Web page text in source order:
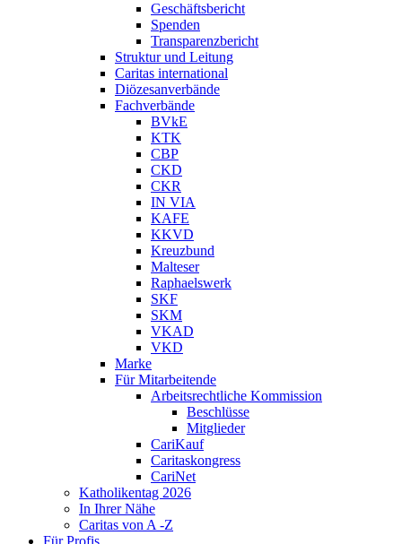
Geschäftsbericht
Spenden
Transparenzbericht
Struktur und Leitung
Caritas international
Diözesanverbände
Fachverbände
BVkE
KTK
CBP
CKD
CKR
IN VIA
KAFE
KKVD
Kreuzbund
Malteser
Raphaelswerk
SKF
SKM
VKAD
VKD
Marke
Für Mitarbeitende
Arbeitsrechtliche Kommission
Beschlüsse
Mitglieder
CariKauf
Caritaskongress
CariNet
Katholikentag 2026
In Ihrer Nähe
Caritas von A -Z